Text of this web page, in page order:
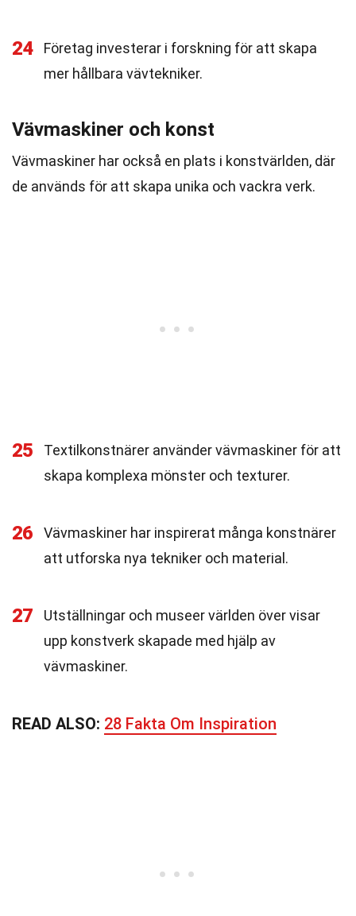
24
Företag investerar i forskning för att skapa
mer hållbara vävtekniker.
Vävmaskiner och konst
Vävmaskiner har också en plats i konstvärlden, där
de används för att skapa unika och vackra verk.
25
Textilkonstnärer använder vävmaskiner för att
skapa komplexa mönster och texturer.
26
Vävmaskiner har inspirerat många konstnärer
att utforska nya tekniker och material.
27
Utställningar och museer världen över visar
upp konstverk skapade med hjälp av
vävmaskiner.
READ ALSO: 28 Fakta Om Inspiration